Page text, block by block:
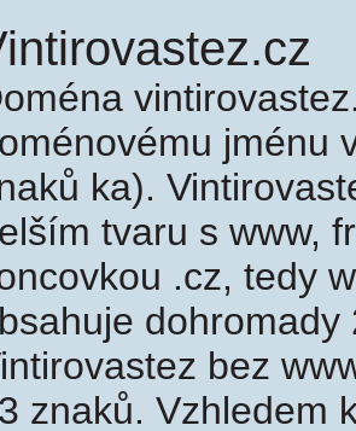
jménu
ka).
tvaru s www,
.cz, tedy
bez
znaků. Vzhledem